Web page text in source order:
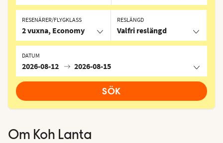
RESLÄNGD
Valfri reslängd
DATUM
2026-08-12 2026-08-15
RESENÄRER/FLYGKLASS
2 vuxna, Economy
SÖK
Om Koh Lanta